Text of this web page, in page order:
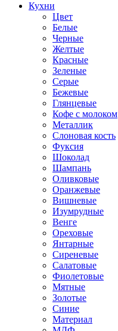
Кухни
Цвет
Белые
Черные
Желтые
Красные
Зеленые
Серые
Бежевые
Глянцевые
Кофе с молоком
Металлик
Слоновая кость
Фуксия
Шоколад
Шампань
Оливковые
Оранжевые
Вишневые
Изумрудные
Венге
Ореховые
Янтарные
Сиреневые
Салатовые
Фиолетовые
Мятные
Золотые
Синие
Материал